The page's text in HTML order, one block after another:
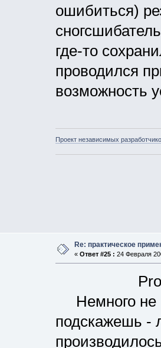
ошибиться)
где-то
проводился
возможность
Проект независимых
Re: практическое
« Ответ #25 : 24 Февраля
Profi_r -
Немного не
подскажешь -